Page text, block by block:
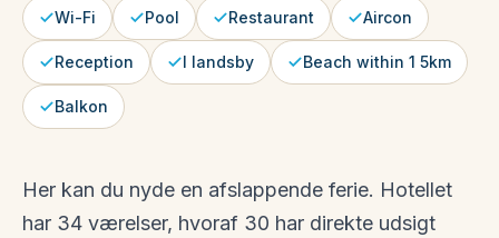
Wi-Fi Pool Restaurant Aircon
Reception I landsby Beach within 1 5km
Balkon
Her kan du nyde en afslappende ferie. Hotellet
har 34 værelser, hvoraf 30 har direkte udsigt